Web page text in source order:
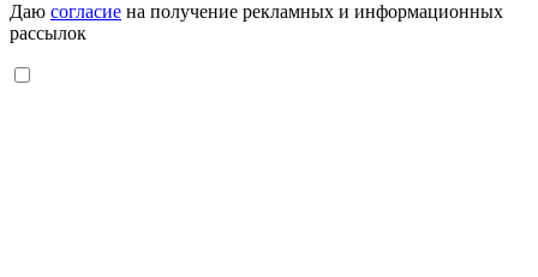
Даю согласие на получение рекламных и информационных
рассылок